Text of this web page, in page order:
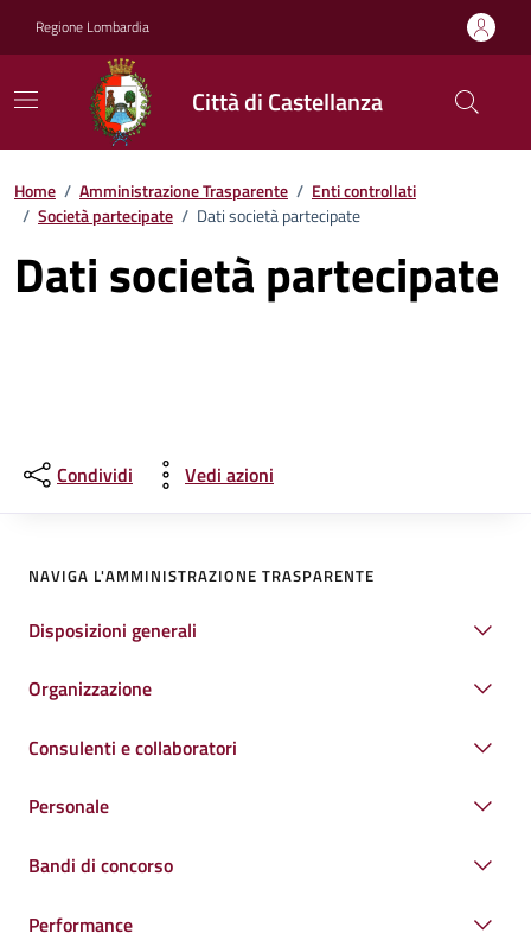
Regione Lombardia
Città di Castellanza
Home / Amministrazione Trasparente / Enti controllati
/ Società partecipate / Dati società partecipate
Dati società partecipate
Condividi Vedi azioni
NAVIGA L'AMMINISTRAZIONE TRASPARENTE
Disposizioni generali
Organizzazione
Consulenti e collaboratori
Personale
Bandi di concorso
Performance